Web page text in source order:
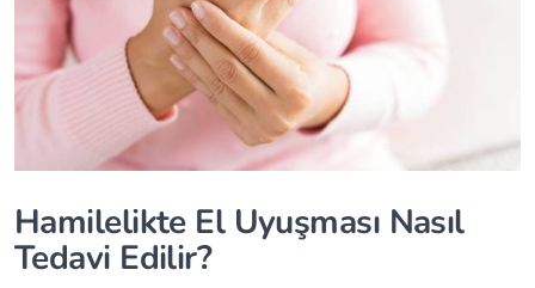
Hamilelikte El Uyuşması Nasıl
Tedavi Edilir?